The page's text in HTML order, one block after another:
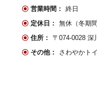
営業時間：
終日
定休日：
無休（冬期
住所：
〒074-0028 深
その他：
さわやかト